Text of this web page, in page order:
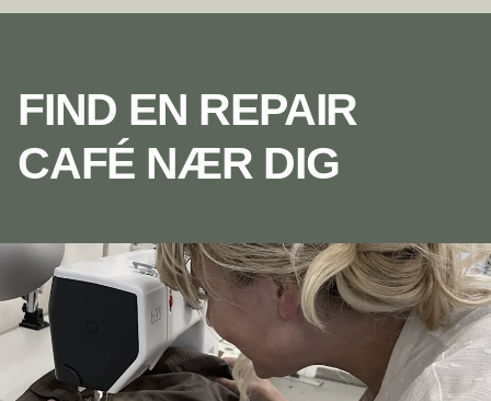
FIND EN REPAIR
CAFÉ NÆR DIG